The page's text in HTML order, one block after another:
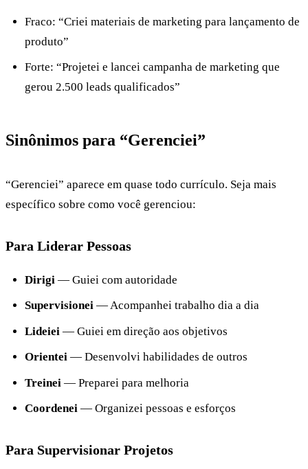
Fraco: “Criei materiais de marketing para lançamento de
produto”
Forte: “Projetei e lancei campanha de marketing que
gerou 2.500 leads qualificados”
Sinônimos para “Gerenciei”
“Gerenciei” aparece em quase todo currículo. Seja mais
específico sobre como você gerenciou:
Para Liderar Pessoas
Dirigi— Guiei com autoridade
Supervisionei— Acompanhei trabalho dia a dia
Lideiei— Guiei em direção aos objetivos
Orientei— Desenvolvi habilidades de outros
Treinei— Preparei para melhoria
Coordenei— Organizei pessoas e esforços
Para Supervisionar Projetos